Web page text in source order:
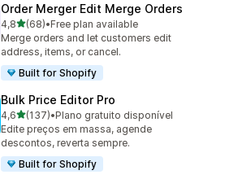
Order Merger Edit Merge Orders
4,8de 5 estrelas
(68)
68 total de avaliações
•Free plan available
Merge orders and let customers edit
address, items, or cancel.
Built for Shopify
Bulk Price Editor Pro
4,6de 5 estrelas
(137)
137 total de avaliações
•Plano gratuito disponível
Edite preços em massa, agende
descontos, reverta sempre.
Built for Shopify